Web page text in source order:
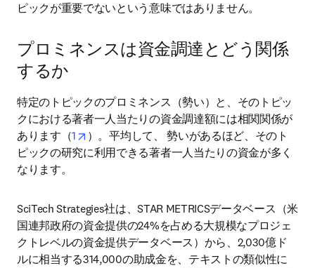
ピックが重要でないという意味ではありません。
プロミネンスは資金調達とどう関係
するか
特定のトピックのプロミネンス（勢い）と、そのトピッ
クにおける著者一人当たりの資金調達額には相関関係が
あります（1 opens in new tab/window
）。平均して、 勢いがあるほど、そのト
ピックの研究に利用できる著者一人当たりの資金が多く
なります。
SciTech Strategies社は、STAR METRICSデータベース（米
国連邦政府の資金提供の24%を占める大規模なプロジェ
クトレベルの資金提供データベース）から、2,030億ド
ルに相当する314,000の助成金を、テキストの類似性に